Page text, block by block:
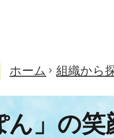
ホーム 組織から
ん」の